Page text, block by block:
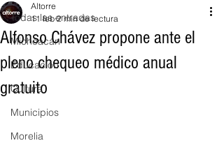
Todas las entradas
Michoacán
Educación
Cultura
Municipios
Morelia
Alfonso Chávez propone ante el
pleno chequeo médico anual
gratuito
Altorre
11 feb 2 min de lectura